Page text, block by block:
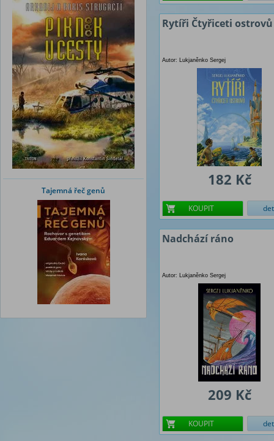
Tajemná řeč genů
Rytíři Čtyřiceti ostrovů
Autor: Lukjaněnko Sergej
182 Kč
KOUPIT
Nadchází ráno
Autor: Lukjaněnko Sergej
209 Kč
KOUPIT